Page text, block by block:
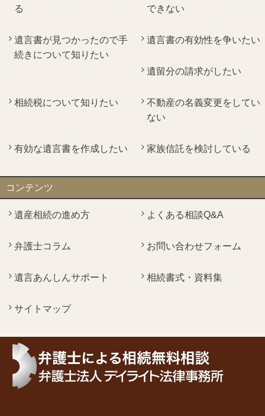
る
できない
遺言書が見つかったので手
続きについて知りたい
遺言書の有効性を争いたい
遺留分の請求がしたい
相続税について知りたい
不動産の名義変更をしてい
ない
有効な遺言書を作成したい 家族信託を検討している
コンテンツ
遺産相続の進め方 よくある相談Q&A
弁護士コラム お問い合わせフォーム
遺言あんしんサポート 相続書式・資料集
サイトマップ